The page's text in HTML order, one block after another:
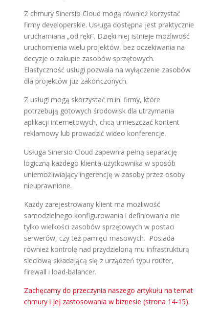
Z chmury Sinersio Cloud mogą również korzystać
firmy developerskie. Usługa dostępna jest praktycznie
uruchamiana „od ręki”. Dzięki niej istnieje możliwość
uruchomienia wielu projektów, bez oczekiwania na
decyzje o zakupie zasobów sprzętowych.
Elastyczność usługi pozwala na wyłączenie zasobów
dla projektów już zakończonych.
Z usługi mogą skorzystać m.in. firmy, które
potrzebują gotowych środowisk dla utrzymania
aplikacji internetowych, chcą umieszczać kontent
reklamowy lub prowadzić wideo konferencje.
Usługa Sinersio Cloud zapewnia pełną separację
logiczną każdego klienta-użytkownika w sposób
uniemożliwiający ingerencję w zasoby przez osoby
nieuprawnione.
Każdy zarejestrowany klient ma możliwość
samodzielnego konfigurowania i definiowania nie
tylko wielkości zasobów sprzętowych w postaci
serwerów, czy też pamięci masowych. Posiada
również kontrolę nad przydzieloną mu infrastrukturą
sieciową składającą się z urządzeń typu router,
firewall i load-balancer.
Zachęcamy do przeczynia naszego artykułu na temat
chmury i jej zastosowania w biznesie (strona 14-15).